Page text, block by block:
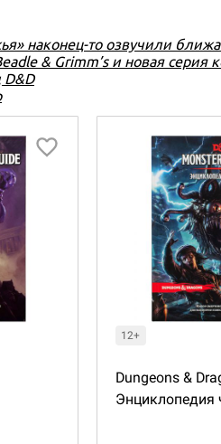
наконец-то озвучили
& Grimm’s и новая серия
D&D
12+
Dungeons &
Энциклопедия